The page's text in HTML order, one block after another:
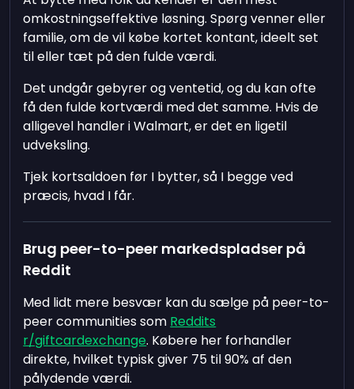
omkostningseffektive løsning. Spørg venner eller
familie, om de vil købe kortet kontant, ideelt set
til eller tæt på den fulde værdi.
Det undgår gebyrer og ventetid, og du kan ofte
få den fulde kortværdi med det samme. Hvis de
alligevel handler i Walmart, er det en ligetil
udveksling.
Tjek kortsaldoen før I bytter, så I begge ved
præcis, hvad I får.
Brug peer-to-peer markedspladser på
Reddit
Med lidt mere besvær kan du sælge på peer-to-
peer communities som Reddits
r/giftcardexchange. Købere her forhandler
direkte, hvilket typisk giver 75 til 90% af den
pålydende værdi.